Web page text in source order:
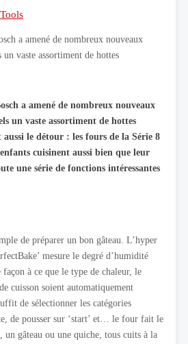
a amené de nombreux nouveaux
vaste assortiment de hottes
a amené de nombreux nouveaux
un vaste assortiment de hottes
le détour : les fours de la Série 8
cuisinent aussi bien que leur
une série de fonctions intéressantes
de préparer un bon gâteau. L’hyper
mesure le degré d’humidité
façon à ce que le type de chaleur, le
cuisson soient automatiquement
de sélectionner les catégories
de pousser sur ‘start’ et… le four fait le
gâteau ou une quiche, tous cuits à la